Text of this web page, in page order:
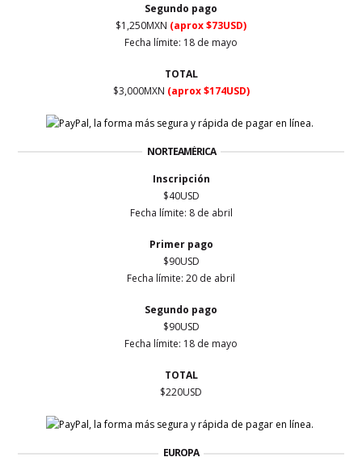
Segundo pago
$1,250MXN (aprox $73USD)
Fecha límite: 18 de mayo
TOTAL
$3,000MXN (aprox $174USD)
NORTEAMÉRICA
Inscripción
$40USD
Fecha límite: 8 de abril
Primer pago
$90USD
Fecha límite: 20 de abril
Segundo pago
$90USD
Fecha límite: 18 de mayo
TOTAL
$220USD
EUROPA